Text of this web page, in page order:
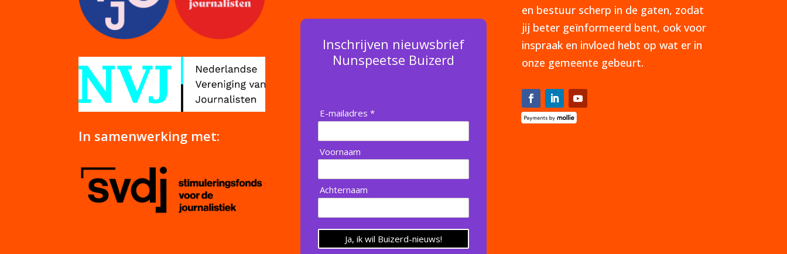
In samenwerking met:
Inschrijven nieuwsbrief
Nunspeetse Buizerd
E-mailadres *
Voornaam
Achternaam
Ja, ik wil Buizerd-nieuws!
en bestuur scherp in de gaten, zodat
jij beter geïnformeerd bent, ook voor
inspraak en invloed hebt op wat er in
onze gemeente gebeurt.